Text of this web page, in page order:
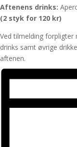
Aftenens drinks:
(2 styk for 120 kr)
Ved tilmelding forpligter
drinks samt øvrige
aftenen.